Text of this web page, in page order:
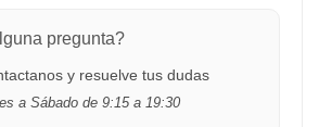
pregunta?
y resuelve tus dudas
a Sábado de 9:15 a 19:30